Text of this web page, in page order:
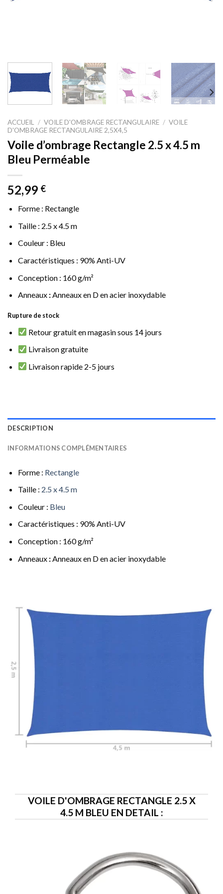
ACCUEIL / VOILE D'OMBRAGE RECTANGULAIRE / VOILE
D'OMBRAGE RECTANGULAIRE 2,5X4,5
Voile d’ombrage Rectangle 2.5 x 4.5 m
Bleu Perméable
52,99 €
Forme : Rectangle
Taille : 2.5 x 4.5 m
Couleur : Bleu
Caractéristiques : 90% Anti-UV
Conception : 160 g/m²
Anneaux:Anneaux en D en acier inoxydable
Rupture de stock
Retour gratuit en magasin sous 14 jours
Livraison gratuite
Livraison rapide 2-5 jours
DESCRIPTION
INFORMATIONS COMPLÉMENTAIRES
Forme : Rectangle
Taille : 2.5 x 4.5 m
Couleur : Bleu
Caractéristiques : 90% Anti-UV
Conception : 160 g/m²
Anneaux: Anneaux en D en acier inoxydable
VOILE D'OMBRAGE RECTANGLE 2.5 X
4.5 M BLEU EN DETAIL :